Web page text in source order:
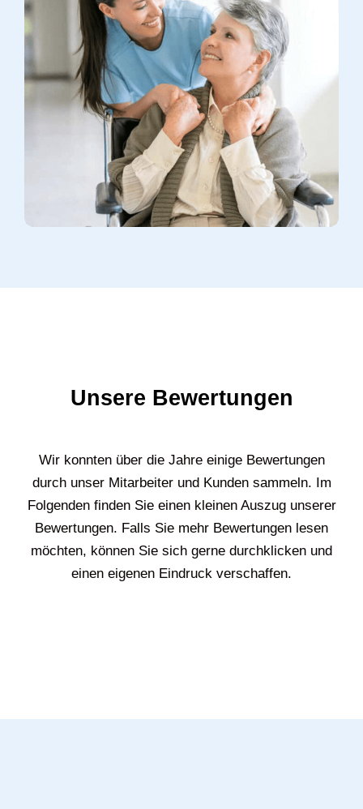
Unsere Bewertungen
Wir konnten über die Jahre einige Bewertungen
durch unser Mitarbeiter und Kunden sammeln. Im
Folgenden finden Sie einen kleinen Auszug unserer
Bewertungen. Falls Sie mehr Bewertungen lesen
möchten, können Sie sich gerne durchklicken und
einen eigenen Eindruck verschaffen.